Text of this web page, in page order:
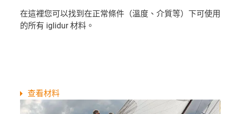
在這裡您可以找到在正常條件（溫度、介質等）下可使用
的所有 iglidur 材料。
查看材料